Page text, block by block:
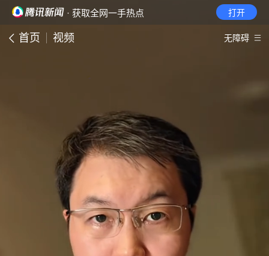
· 获取全网一手热点 打开
首页 视频 无障碍